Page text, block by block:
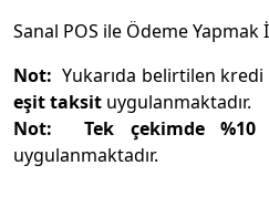
Sanal POS ile Ödeme Yapmak
Not: Yukarıda belirtilen kredi
eşit taksit uygulanmaktadır.
Not: Tek çekimde %10
uygulanmaktadır.